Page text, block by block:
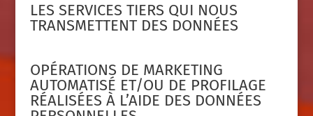
LES SERVICES TIERS QUI NOUS
TRANSMETTENT DES DONNÉES
OPÉRATIONS DE MARKETING
AUTOMATISÉ ET/OU DE PROFILAGE
RÉALISÉES À L’AIDE DES DONNÉES